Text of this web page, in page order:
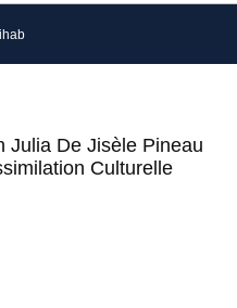
Julia De Jisèle Pineau
Culturelle